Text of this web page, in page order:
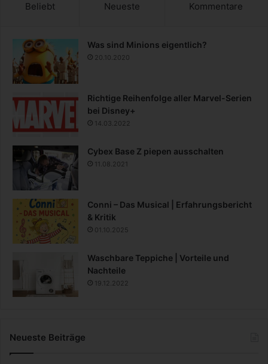
Beliebt Neueste Kommentare
Was sind Minions eigentlich?
20.10.2020
Richtige Reihenfolge aller Marvel-Serien
bei Disney+
14.03.2022
Cybex Base Z piepen ausschalten
11.08.2021
Conni – Das Musical | Erfahrungsbericht
& Kritik
01.10.2025
Waschbare Teppiche | Vorteile und
Nachteile
19.12.2022
Neueste Beiträge